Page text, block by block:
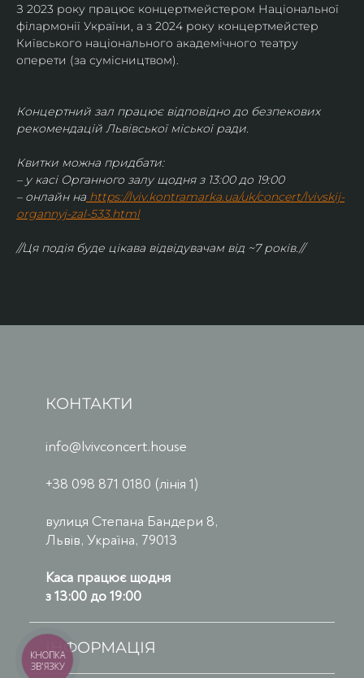
З 2023 року працює концертмейстером Національної
філармонії України, а з 2024 року концертмейстер
Київського національного академічного театру
оперети (за сумісництвом).
Концертний зал працює відповідно до безпекових
рекомендацій Львівської міської ради.
Квитки можна придбати:
– у касі Органного залу щодня з 13:00 до 19:00
– онлайн на https://lviv.kontramarka.ua/uk/concert/lvivskij-
organnyj-zal-533.html
//Ця подія буде цікава відвідувачам від ~7 років.//
КОНТАКТИ
info@lvivconcert.house
+38 098 871 0180 (лінія 1)
вулиця Степана Бандери 8,
Львів, Україна, 79013
Каса працює щодня
з 13:00 до 19:00
ІНФОРМАЦІЯ
КНОПКА
ЗВ'ЯЗКУ